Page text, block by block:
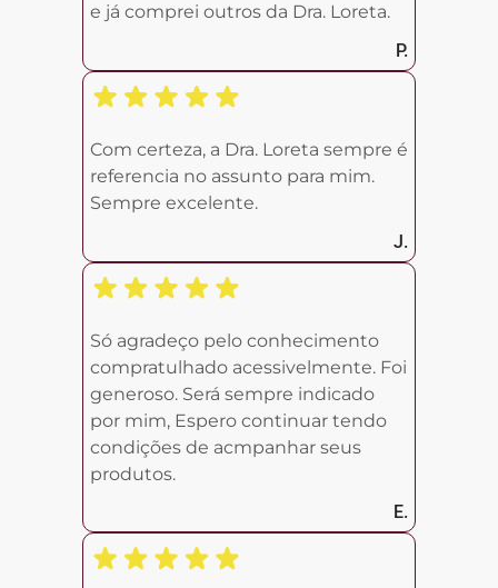
e já comprei outros da Dra. Loreta.
P.
Com certeza, a Dra. Loreta sempre é
referencia no assunto para mim.
Sempre excelente.
J.
Só agradeço pelo conhecimento
compratulhado acessivelmente. Foi
generoso. Será sempre indicado
por mim, Espero continuar tendo
condições de acmpanhar seus
produtos.
E.